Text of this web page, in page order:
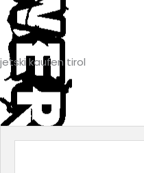
jetski kaufen tirol